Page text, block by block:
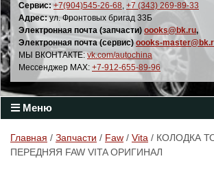
Сервис: +7(904)545-26-68, +7 (343) 269-89-33
Адрес:ул. Фронтовых бригад 33Б
Электронная почта (запчасти) oooks@bk.ru,
Электронная почта (сервис) oooks-
МЫ ВКОНТАКТЕ: vk.com/autochina
Мессенджер MAX: +7-912-655-89-96
Меню
Главная / Запчасти / Faw / Vita / КОЛОДКА
ПЕРЕДНЯЯ FAW VITA ОРИГИНАЛ